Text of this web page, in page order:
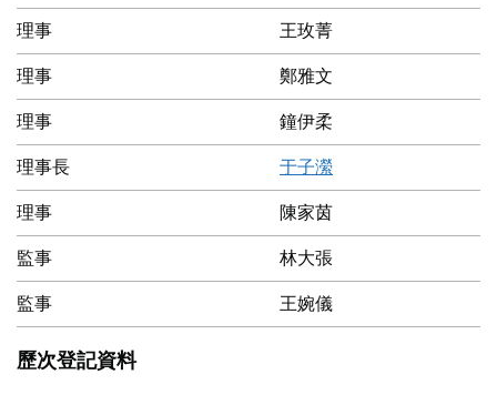
理事 王玫菁
理事 鄭雅文
理事 鐘伊柔
理事長 于子瀠
理事 陳家茵
監事 林大張
監事 王婉儀
歷次登記資料